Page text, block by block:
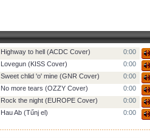
Highway to hell (ACDC Cover)
0:00
Lovegun (KISS Cover)
0:00
Sweet chlid 'o' mine (GNR Cover)
0:00
No more tears (OZZY Cover)
0:00
Rock the night (EUROPE Cover)
0:00
Hau Ab (Tűnj el) 0:00